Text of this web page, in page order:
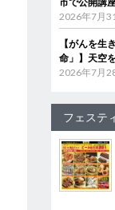
2026年7月
【がんを生
命」】天空
2026年7月
フェステ